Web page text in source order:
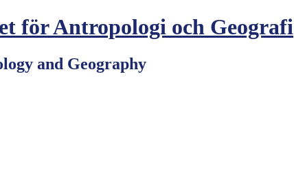
för Antropologi och Geografi
and Geography